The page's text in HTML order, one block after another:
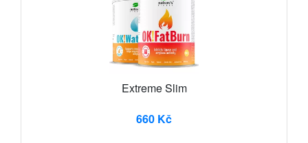
Extreme Slim
660 Kč